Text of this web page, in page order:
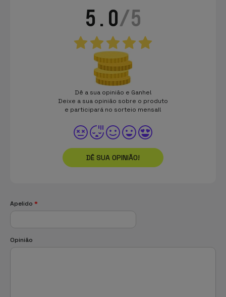
5.0/5
Dê a sua opinião e Ganhe!
Deixe a sua opinião sobre o produto
e participará no sorteio mensal!
DÊ SUA OPINIÃO!
Apelido *
Opinião